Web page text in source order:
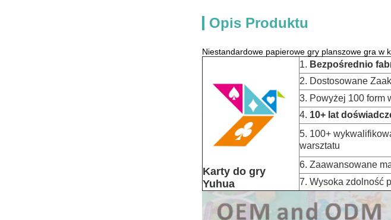
Opis Produktu
Niestandardowe papierowe gry planszowe gra w
Karty do gry
Yuhua
1. Bezpośrednio
2. Dostosowane
3. Powyżej 100 form
4. 10+ lat
5. 100+
warsztatu
6. Zaawansowane
7. Wysoka zdolność